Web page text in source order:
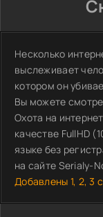
Несколько
выслеживает
котором он
Вы можете
Охота на
качестве FullHD
языке без
на сайте Serialy-
Добавлены 1, 2, 3